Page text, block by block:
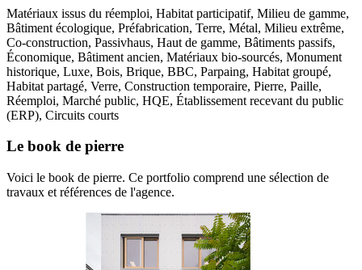
Matériaux issus du réemploi, Habitat participatif, Milieu de gamme,
Bâtiment écologique, Préfabrication, Terre, Métal, Milieu extrême,
Co-construction, Passivhaus, Haut de gamme, Bâtiments passifs,
Économique, Bâtiment ancien, Matériaux bio-sourcés, Monument
historique, Luxe, Bois, Brique, BBC, Parpaing, Habitat groupé,
Habitat partagé, Verre, Construction temporaire, Pierre, Paille,
Réemploi, Marché public, HQE, Établissement recevant du public
(ERP), Circuits courts
Le book de pierre
Voici le book de pierre. Ce portfolio comprend une sélection de
travaux et références de l'agence.